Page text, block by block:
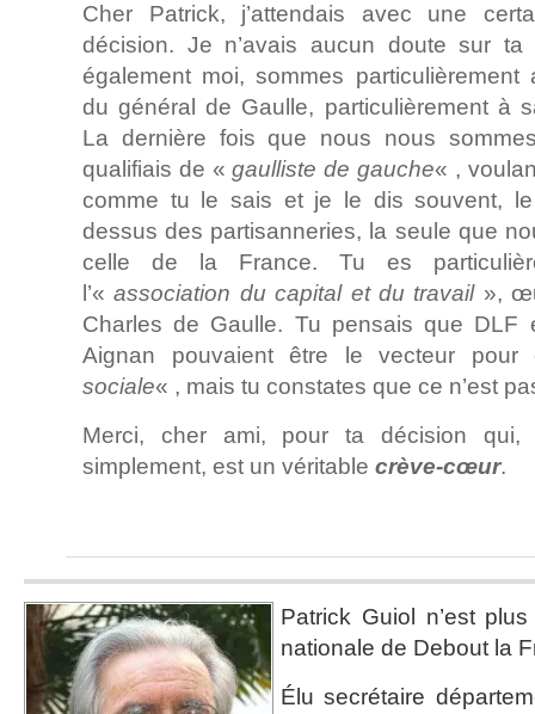
Cher Patrick, j’attendais avec une
décision. Je n’avais aucun doute sur ta
également moi, sommes particulièrement
du général de Gaulle, particulièrement à
La dernière fois que nous nous
qualifiais de «gaulliste de gauche« ,
comme tu le sais et je le dis souvent,
dessus des partisanneries, la seule que
celle de la France. Tu es
l’«association du capital et du travail»,
Charles de Gaulle. Tu pensais que DLF
Aignan pouvaient être le vecteur
sociale« , mais tu constates que ce n’est
Merci, cher ami, pour ta décision
simplement, est un véritable crève-cœur.
Patrick Guiol n’est
nationale de Debout la
Élu secrétaire